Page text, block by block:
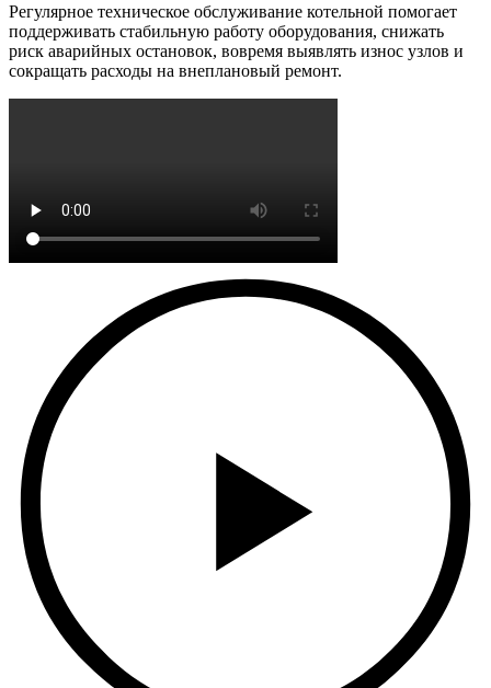
Регулярное техническое обслуживание котельной помогает
поддерживать стабильную работу оборудования, снижать
риск аварийных остановок, вовремя выявлять износ узлов и
сокращать расходы на внеплановый ремонт.